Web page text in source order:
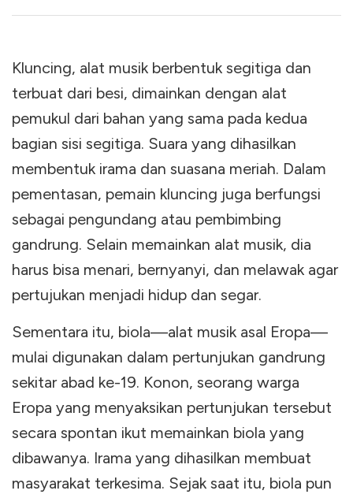
Kluncing, alat musik berbentuk segitiga dan
terbuat dari besi, dimainkan dengan alat
pemukul dari bahan yang sama pada kedua
bagian sisi segitiga. Suara yang dihasilkan
membentuk irama dan suasana meriah. Dalam
pementasan, pemain kluncing juga berfungsi
sebagai pengundang atau pembimbing
gandrung. Selain memainkan alat musik, dia
harus bisa menari, bernyanyi, dan melawak agar
pertujukan menjadi hidup dan segar.
Sementara itu, biola—alat musik asal Eropa—
mulai digunakan dalam pertunjukan gandrung
sekitar abad ke-19. Konon, seorang warga
Eropa yang menyaksikan pertunjukan tersebut
secara spontan ikut memainkan biola yang
dibawanya. Irama yang dihasilkan membuat
masyarakat terkesima. Sejak saat itu, biola pun